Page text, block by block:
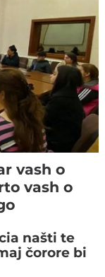
vash o
vash o
našti te
čorore bi